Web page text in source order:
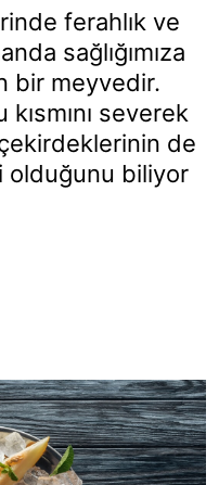
ferahlık ve
sağlığımıza
bir meyvedir.
severek
de
olduğunu biliyor